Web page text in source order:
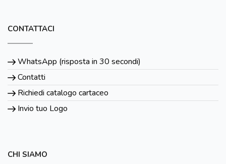
CONTATTACI
WhatsApp (risposta in 30 secondi)
Contatti
Richiedi catalogo cartaceo
Invio tuo Logo
CHI SIAMO